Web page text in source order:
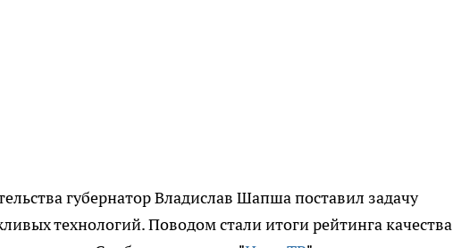
губернатор Владислав Шапша поставил задачу
технологий. Поводом стали итоги рейтинга качества